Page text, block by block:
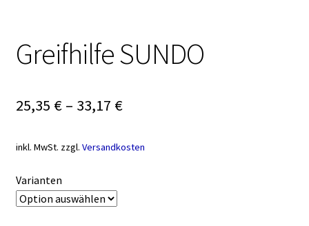
Greifhilfe SUNDO
25,35 €– 33,17 €
inkl. MwSt. zzgl. Versandkosten
Varianten